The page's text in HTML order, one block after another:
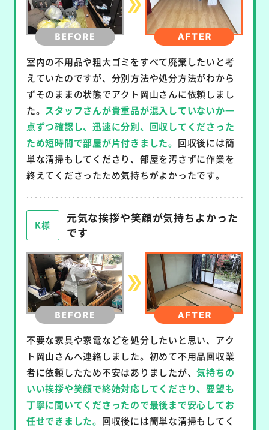
室内の不用品や粗大ゴミをすべて廃棄したいと考
えていたのですが、分別方法や処分方法がわから
ずそのままの状態でアクト岡山さんに依頼しまし
た。 スタッフさんが貴重品が混入していないか一
点ずつ確認し、迅速に分別、回収してくださった
ため短時間で部屋が片付きました。 回収後には簡
単な清掃もしてくださり、部屋を汚さずに作業を
終えてくださったため気持ちがよかったです。
K様
元気な挨拶や笑顔が気持ちよかった
です
不要な家具や家電などを処分したいと思い、アク
ト岡山さんへ連絡しました。初めて不用品回収業
者に依頼したため不安はありましたが、気持ちの
いい挨拶や笑顔で終始対応してくださり、要望も
丁寧に聞いてくださったので最後まで安心してお
任せできました。 回収後には簡単な清掃もしてく